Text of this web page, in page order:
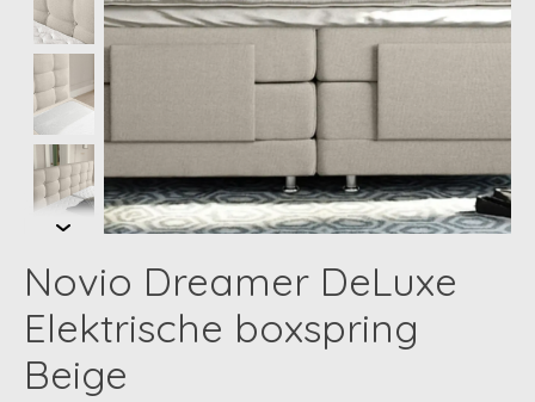
Novio Dreamer DeLuxe
Elektrische boxspring
Beige